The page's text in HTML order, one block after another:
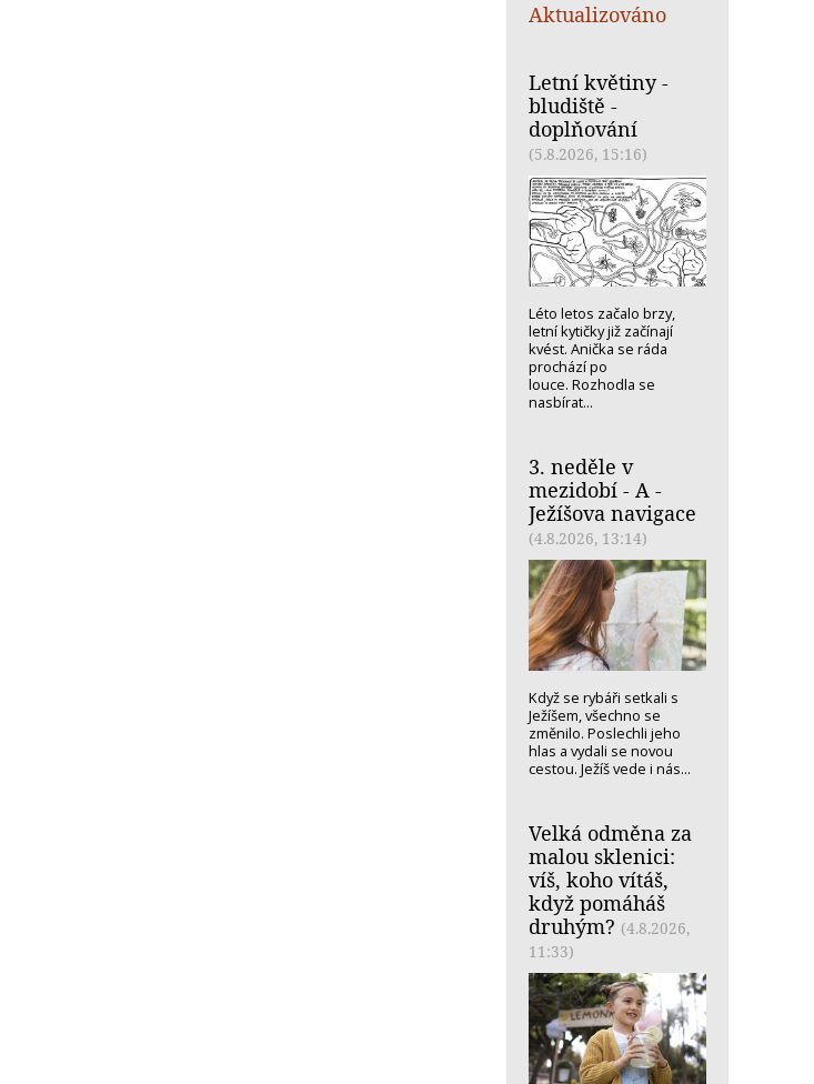
Aktualizováno
Letní květiny -
bludiště -
doplňování
(5.8.2026, 15:16)
Léto letos začalo brzy,
letní kytičky již začínají
kvést. Anička se ráda
prochází po
louce. Rozhodla se
nasbírat...
3. neděle v
mezidobí - A -
Ježíšova navigace
(4.8.2026, 13:14)
Když se rybáři setkali s
Ježíšem, všechno se
změnilo. Poslechli jeho
hlas a vydali se novou
cestou. Ježíš vede i nás...
Velká odměna za
malou sklenici:
víš, koho vítáš,
když pomáháš
druhým? (4.8.2026,
11:33)